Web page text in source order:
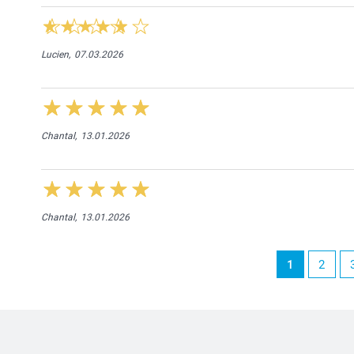
Lucien, 07.03.2026
Chantal, 13.01.2026
Chantal, 13.01.2026
1 2